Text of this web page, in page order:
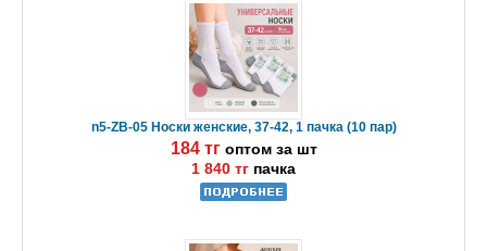
n5-ZB-05 Носки женские, 37-42, 1 пачка (10 пар)
184 тг оптом за шт
1 840 тг пачка